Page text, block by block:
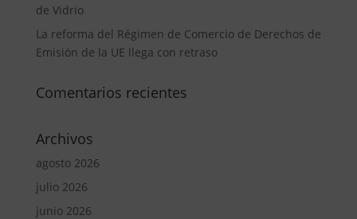
de Vidrio
La reforma del Régimen de Comercio de Derechos de
Emisión de la UE llega con retraso
Comentarios recientes
Archivos
agosto 2026
julio 2026
junio 2026